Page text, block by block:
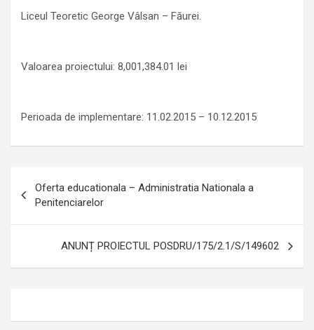
Liceul Teoretic George Vâlsan – Făurei.
Valoarea proiectului: 8,001,384.01 lei
Perioada de implementare: 11.02.2015 – 10.12.2015
în
articole
Oferta educationala – Administratia Nationala a
Penitenciarelor
ANUNȚ PROIECTUL POSDRU/175/2.1/S/149602